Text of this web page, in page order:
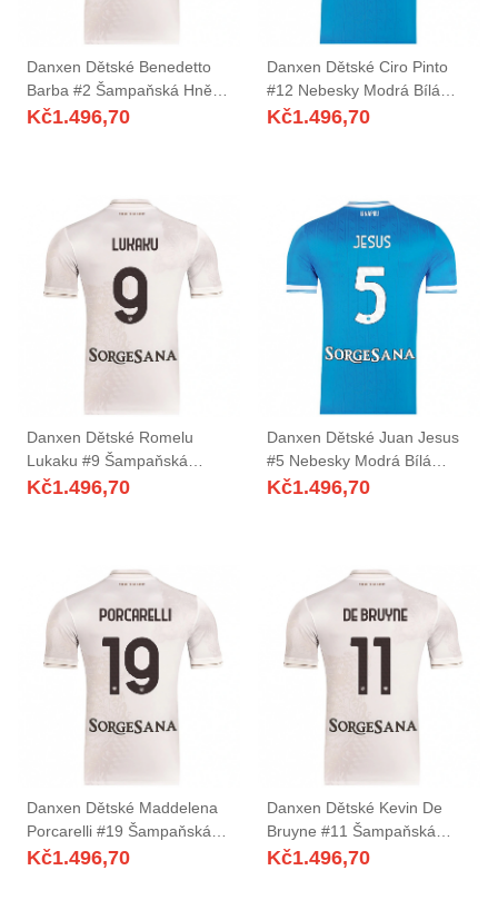
Danxen Dětské Benedetto
Barba #2 Šampaňská Hnědá
Daleko Hráčské Dresy
Kč1.496,70
Danxen Dětské Ciro Pinto
#12 Nebesky Modrá Bílá
Domů Hráčské Dresy
Kč1.496,70
Danxen Dětské Romelu
Lukaku #9 Šampaňská
Hnědá Daleko Hráčské
Kč1.496,70
Danxen Dětské Juan Jesus
#5 Nebesky Modrá Bílá
Domů Hráčské Dresy
Kč1.496,70
Danxen Dětské Maddelena
Porcarelli #19 Šampaňská
Hnědá Daleko Hráčské
Kč1.496,70
Danxen Dětské Kevin De
Bruyne #11 Šampaňská
Hnědá Daleko Hráčské
Kč1.496,70